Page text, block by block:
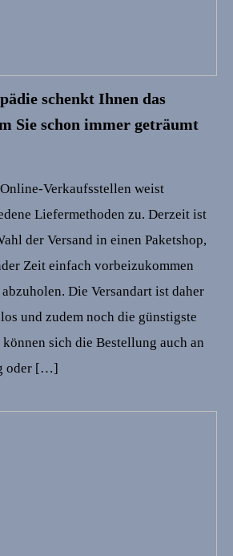
schenkt Ihnen das
Sie schon immer geträumt
Verkaufsstellen weist
Liefermethoden zu. Derzeit ist
der Versand in einen Paketshop,
Zeit einfach vorbeizukommen
Die Versandart ist daher
und zudem noch die günstigste
sich die Bestellung auch an
oder […]